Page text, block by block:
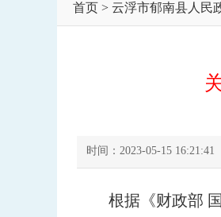
首页 > 云浮市郁南县人民
时间：2023-05-15 16:21:41
根据《财政部